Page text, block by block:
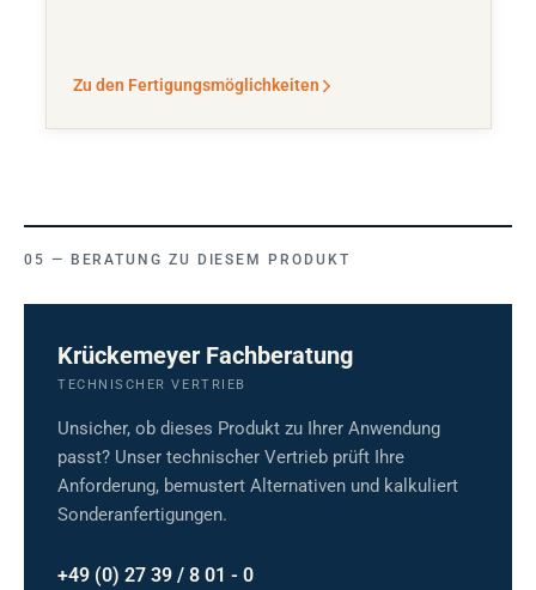
Zu den Fertigungsmöglichkeiten
BERATUNG ZU DIESEM PRODUKT
Krückemeyer Fachberatung
TECHNISCHER VERTRIEB
Unsicher, ob dieses Produkt zu Ihrer Anwendung
passt? Unser technischer Vertrieb prüft Ihre
Anforderung, bemustert Alternativen und kalkuliert
Sonderanfertigungen.
+49 (0) 27 39 / 8 01 - 0